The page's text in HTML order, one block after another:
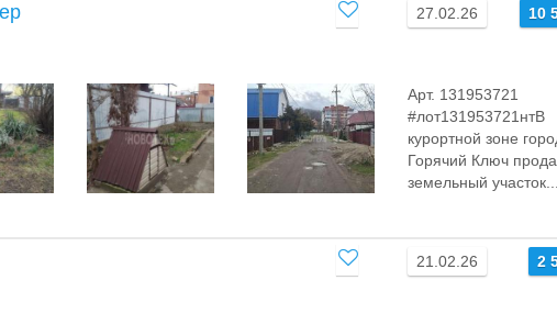
27.02.26 10
Арт. 131953721
#лот131953721нтВ
курортной зоне
Горячий Ключ
земельный участок...
21.02.26 2